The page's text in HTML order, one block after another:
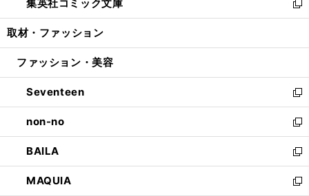
く
で
開
ド
ウ
開
ィ
ン
ウ
開
く
い
ウ
ン
ウ
で
開
く
集英社コミック文庫
新
し
ウ
ン
ド
ウ
で
開
く
取材・ファッション
ファッション・美容
Seventeen
新
し
い
ウ
ィ
ン
ド
non-no
新
し
い
ウ
ィ
BAILA
新
し
い
MAQUIA
新